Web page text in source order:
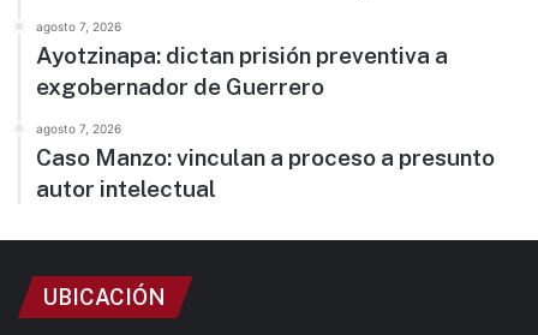
agosto 7, 2026
Ayotzinapa: dictan prisión preventiva a
exgobernador de Guerrero
agosto 7, 2026
Caso Manzo: vinculan a proceso a presunto
autor intelectual
UBICACIÓN